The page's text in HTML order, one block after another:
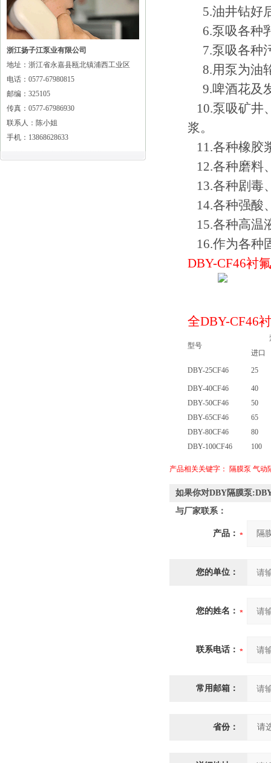
浙江扬子江泵业有限公司
地址：浙江省永嘉县瓯北镇浦西工业区
电话：0577-67980815
邮编：325105
传真：0577-67986930
联系人：陈小姐
手机：13868628633
5.油井钻好
6.泵吸各种
7.泵吸各种
8.用泵为油
9.啤酒花及
10.泵吸矿井
浆。
11.各种橡胶
12.各种磨料
13.各种剧毒
14.各种强酸
15.各种高温
16.作为各种
DBY-CF46衬
全DBY-CF46
型号
泵
进口
DBY-25CF46 25
DBY-40CF46
40
DBY-50CF46
50
DBY-65CF46
65
DBY-80CF46
80
DBY-100CF46
100
产品相关关键字： 隔膜泵 气动
如果你对DBY隔膜泵
与厂家联系：
产品：
您的单位：
您的姓名：
联系电话：
常用邮箱：
省份：